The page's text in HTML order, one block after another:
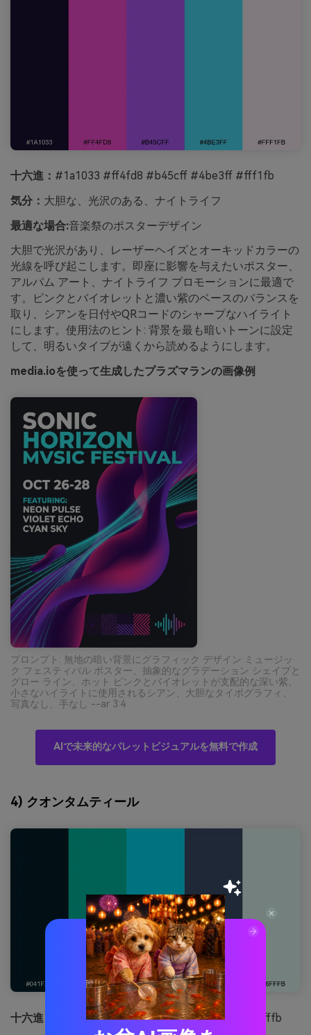
十六進： #1a1033 #ff4fd8 #b45cff #4be3ff #fff1fb
気分： 大胆な、光沢のある、ナイトライフ
最適な場合:音楽祭のポスターデザイン
大胆で光沢があり、レーザーヘイズとオーキッドカラーの
光線を呼び起こします。即座に影響を与えたいポスター、
アルバム アート、ナイトライフ プロモーションに最適で
す。ピンクとバイオレットと濃い紫のベースのバランスを
取り、シアンを日付やQRコードのシャープなハイライト
にします。使用法のヒント: 背景を最も暗いトーンに設定
して、明るいタイプが遠くから読めるようにします。
media.ioを使って生成したプラズマランの画像例
プロンプト: 無地の暗い背景にグラフィック デザイン ミュージッ
ク フェスティバル ポスター、抽象的なグラデーション シェイプと
グロー ライン、ホット ピンクとバイオレットが支配的な深い紫、
小さなハイライトに使用されるシアン、大胆なタイポグラフィ、
写真なし、手なし --ar 3:4
AIで未来的なパレットビジュアルを無料で作成
4) クオンタムティール
十六進： #041f2a #00c2a8 #00e5ff #3a506b #e6fffb